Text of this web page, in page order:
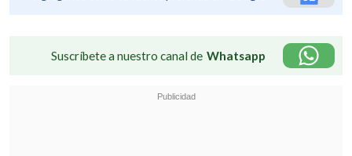
Suscríbete a nuestro canal de Whatsapp